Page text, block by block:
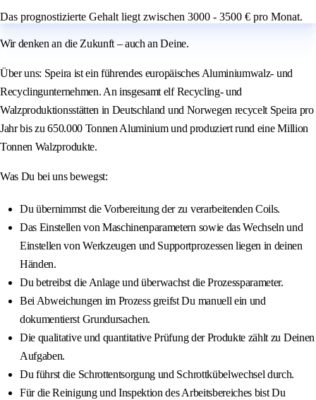
Das prognostizierte Gehalt liegt zwischen 3000 - 3500 € pro Monat.
Wir denken an die Zukunft – auch an Deine.
Über uns: Speira ist ein führendes europäisches Aluminiumwalz- und
Recyclingunternehmen. An insgesamt elf Recycling- und
Walzproduktionsstätten in Deutschland und Norwegen recycelt Speira pro
Jahr bis zu 650.000 Tonnen Aluminium und produziert rund eine Million
Tonnen Walzprodukte.
Was Du bei uns bewegst:
Du übernimmst die Vorbereitung der zu verarbeitenden Coils.
Das Einstellen von Maschinenparametern sowie das Wechseln und
Einstellen von Werkzeugen und Supportprozessen liegen in deinen
Händen.
Du betreibst die Anlage und überwachst die Prozessparameter.
Bei Abweichungen im Prozess greifst Du manuell ein und
dokumentierst Grundursachen.
Die qualitative und quantitative Prüfung der Produkte zählt zu Deinen
Aufgaben.
Du führst die Schrottentsorgung und Schrottkübelwechsel durch.
Für die Reinigung und Inspektion des Arbeitsbereiches bist Du